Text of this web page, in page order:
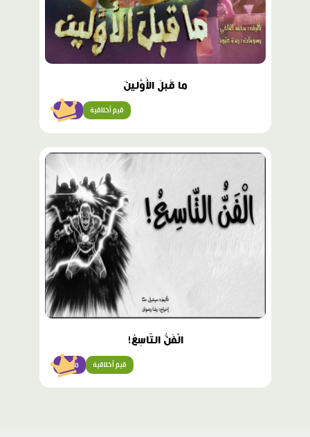
ما قَبلَ الأَوَّلينَ
متقن قيم أخلاقية
محتوى
الْفَنُّ التّاسِعُ!
متقدّم قيم أخلاقية